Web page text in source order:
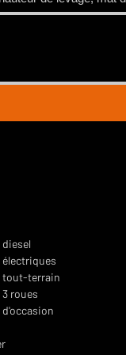
utilisation
tout-terrain
roues